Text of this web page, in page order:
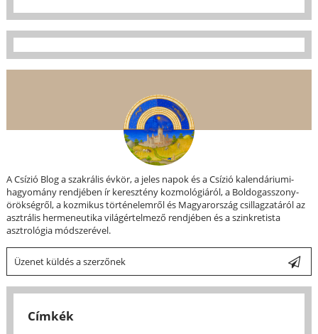
A Csízió Blog a szakrális évkör, a jeles napok és a Csízió kalendáriumi-
hagyomány rendjében ír keresztény kozmológiáról, a Boldogasszony-
örökségről, a kozmikus történelemről és Magyarország csillagzatáról az
asztrális hermeneutika világértelmező rendjében és a szinkretista
asztrológia módszerével.
Üzenet küldés a szerzőnek
Címkék